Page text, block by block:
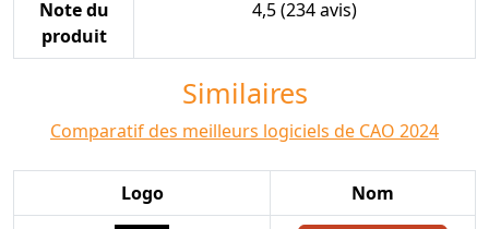
Note du
produit
4,5 (234 avis)
Similaires
Comparatif des meilleurs logiciels de CAO 2024
Logo Nom